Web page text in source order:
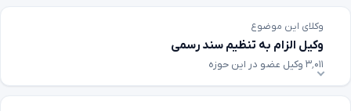
وکلای این موضوع
وکیل الزام به تنظیم سند رسمی
۳٬۰۱۱ وکیل عضو در این حوزه